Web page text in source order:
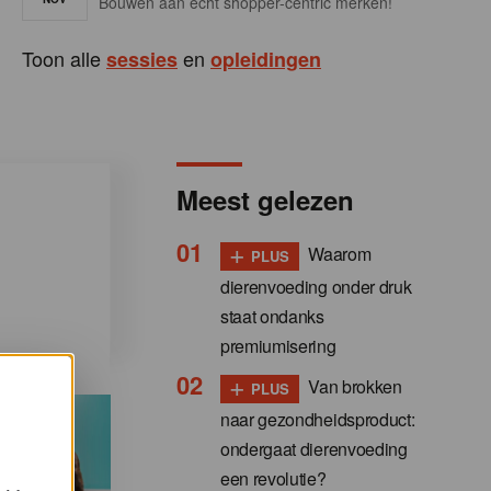
Toon allesessiesen opleidingen
Meest gelezen
+ PLUS
Waarom
dierenvoeding onder druk
staat ondanks
premiumisering
+ PLUS
Van brokken
naar gezondheidsproduct:
ondergaat dierenvoeding
een revolutie?